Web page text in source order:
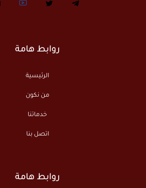
روابط هامة
الرئيسية
من نكون
خدماتنا
اتصل بنا
روابط هامة